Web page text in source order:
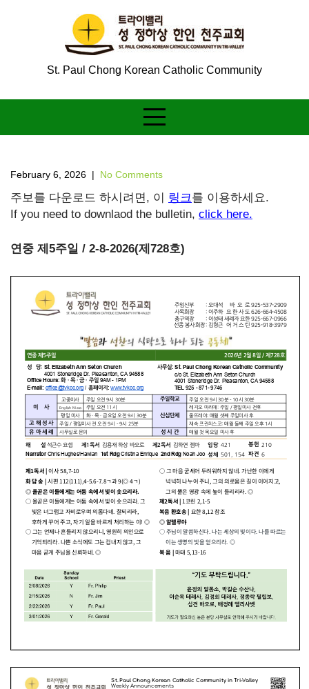
St. Paul Chong Korean Catholic Community
February 6, 2026 | No Comments
주보를 다운로드 하시려면, 이 링크를 이용하세요.
If you need to downlaod the bulletin, click here.
연중 제5주일 / 2-8-2026(제728호)